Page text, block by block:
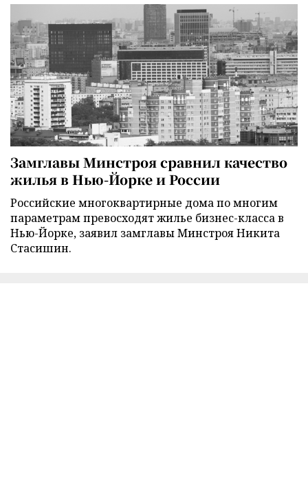
Замглавы Минстроя сравнил качество
жилья в Нью-Йорке и России
Российские многоквартирные дома по многим
параметрам превосходят жилье бизнес-класса в
Нью-Йорке, заявил замглавы Минстроя Никита
Стасишин.